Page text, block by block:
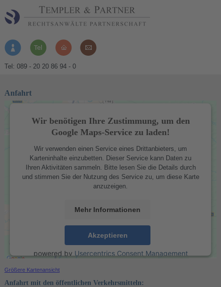
Tel: 089 - 20 20 86 94 - 0
Anfahrt
Wir benötigen Ihre Zustimmung, um den
Google Maps-Service zu laden!
Wir verwenden einen Service eines Drittanbieters, um
Karteninhalte einzubetten. Dieser Service kann Daten zu
Ihren Aktivitäten sammeln. Bitte lesen Sie die Details durch
und stimmen Sie der Nutzung des Service zu, um diese Karte
anzuzeigen.
Mehr Informationen
Akzeptieren
powered by Usercentrics Consent Management
Größere Kartenansicht
Anfahrt mit den öffentlichen Verkehrsmitteln: